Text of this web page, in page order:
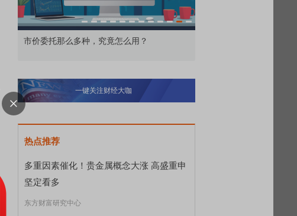
市价委托那么多种，究竟怎么用？
一键关注财经大咖
热点推荐
多重因素催化！贵金属概念大涨 高盛重申
坚定看多
东方财富研究中心